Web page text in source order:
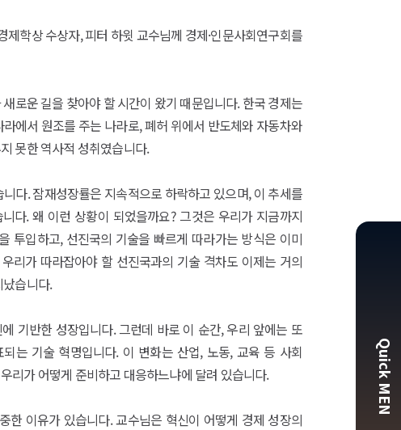
학상 수상자, 피터 하윗 교수님께 경제·인문사회연구회를
로운 길을 찾아야 할 시간이 왔기 때문입니다. 한국 경제는
에서 원조를 주는 나라로, 폐허 위에서 반도체와 자동차와
못한 역사적 성취였습니다.
다. 잠재성장률은 지속적으로 하락하고 있으며, 이 추세를
다. 왜 이런 상황이 되었을까요? 그것은 우리가 지금까지
투입하고, 선진국의 기술을 빠르게 따라가는 방식은 이미
리가 따라잡아야 할 선진국과의 기술 격차도 이제는 거의
습니다.
기반한 성장입니다. 그런데 바로 이 순간, 우리 앞에는 또
는 기술 혁명입니다. 이 변화는 산업, 노동, 교육 등 사회
리가 어떻게 준비하고 대응하느냐에 달려 있습니다.
이유가 있습니다. 교수님은 혁신이 어떻게 경제 성장의
Quick MEN